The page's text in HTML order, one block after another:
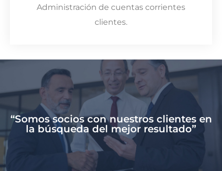
Administración de cuentas corrientes
clientes.
“Somos socios con nuestros clientes en
la búsqueda del mejor resultado”